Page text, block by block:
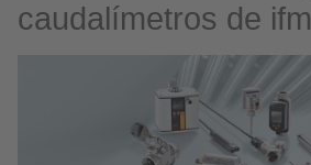
caudalímetros de ifm